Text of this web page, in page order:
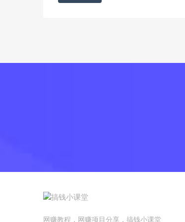
网赚教程，网赚项目分享，搞钱小课堂